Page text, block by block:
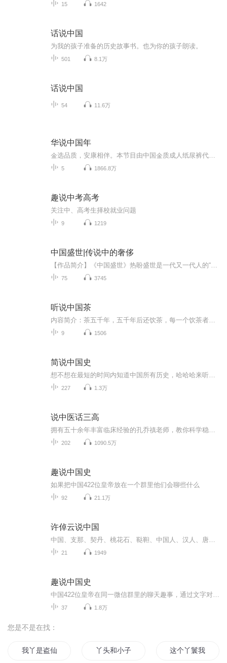
15 1642
话说中国
为我的孩子准备的历史故事书。也为你的孩子朗读。
501 8.1万
话说中国
54 11.6万
华说中国年
5 1866.8万
趣说中考高考
关注中、高考生择校就业问题
9 1219
中国盛世|传说中的奢侈
75 3745
听说中国茶
9 1506
简说中国史
227 1.3万
说中医话三高
202 1090.5万
趣说中国史
如果把中国422位皇帝放在一个群里他们会聊些什么
92 21.1万
许倬云说中国
21 1949
趣说中国史
37 1.8万
您是不是在找：
我丫是盗仙 丫头和小子的爱恋 这个丫鬟我是用